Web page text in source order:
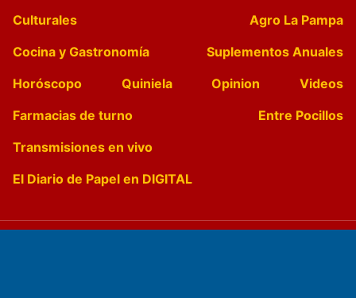
Culturales
Agro La Pampa
Cocina y Gastronomía
Suplementos Anuales
Horóscopo
Quiniela Opinion
Videos
Farmacias de turno
Entre Pocillos
Transmisiones en vivo
El Diario de Papel en DIGITAL